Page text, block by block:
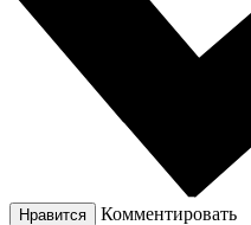
Нравится Комментировать